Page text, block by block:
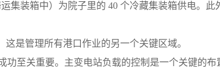
集装箱中）为院子里的 40 个冷藏集装箱供电。此
是管理所有港口作业的另一个关键区域。
功至关重要。主变电站负载的控制是一个关键的布